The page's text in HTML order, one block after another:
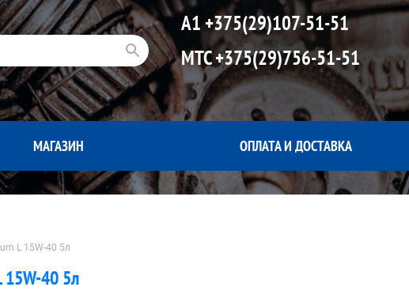
А1+375(29)107-51-51
МТС+375(29)756-51-51
МАГАЗИН ОПЛАТА И ДОСТАВКА
L 15W-40 5л
15W-40 5л